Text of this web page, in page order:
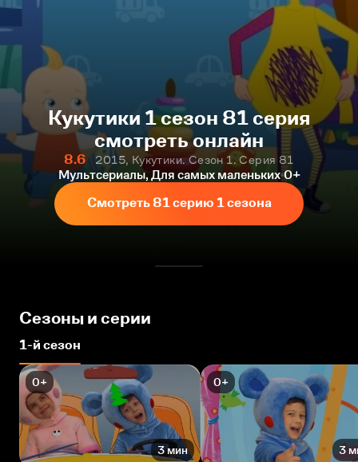
Кукутики 1 сезон 81 серия
смотреть онлайн
8.6
2015, Кукутики. Сезон 1. Серия 81
Мультсериалы, Для самых маленьких 0+
Смотреть 81 серию 1 сезона
Сезоны и серии
1-й сезон
0+
3 мин
0+
3